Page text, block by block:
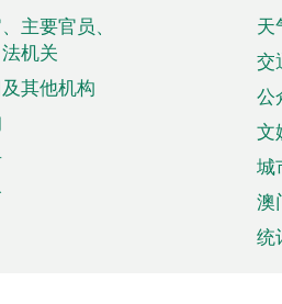
主要官员、
机关
其他机构
天
交
公
文
城
澳
统